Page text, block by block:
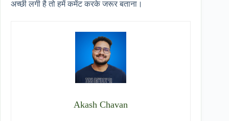
अच्छी लगी है तो हमें कमेंट करके जरूर बताना।
Akash Chavan